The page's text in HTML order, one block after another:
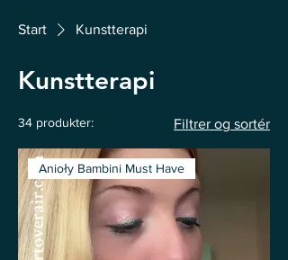
Start Kunstterapi
Kunstterapi
34 produkter: Filtrer og sortér
Anioły Bambini Must Have